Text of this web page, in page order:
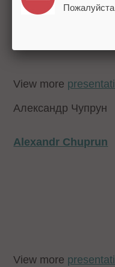
View more
Александр Чупрун
Alexandr Chuprun
View more